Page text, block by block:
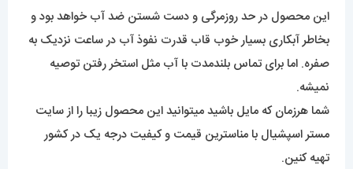
این محصول در حد روزمرگی و دست شستن ضد آب خواهد بود و
بخاطر آبکاری بسیار خوب قاب قدرت نفوذ آب در ساعت نزدیک به
صفره. اما برای تماس بلندمدت با آب مثل استخر رفتن توصیه
نمیشه.
شما هرزمان که مایل باشید میتوانید این محصول زیبا را از سایت
مستر اسپشیال با مناسترین قیمت و کیفیت درجه یک در کشور
تهیه کنین.